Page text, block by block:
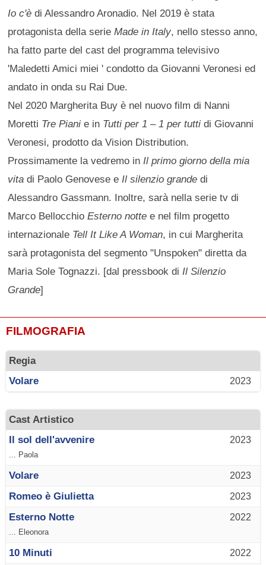
Io c'è di Alessandro Aronadio. Nel 2019 è stata
protagonista della serieMade in Italy, nello stesso anno,
ha fatto parte del cast del programma televisivo
'Maledetti Amici miei ' condotto da Giovanni Veronesi ed
andato in onda su Rai Due.
Nel 2020 Margherita Buy è nel nuovo film di Nanni
Moretti Tre Piani e in Tutti per 1 – 1 per tuttidi Giovanni
Veronesi, prodotto da Vision Distribution.
Prossimamente la vedremo in Il primo giorno della mia
vita di Paolo Genovese e Il silenzio grande di
Alessandro Gassmann. Inoltre, sarà nella serie tv di
Marco BellocchioEsterno notte e nel film progetto
internazionale Tell It Like A Woman, in cui Margherita
sarà protagonista del segmento "Unspoken" diretta da
Maria Sole Tognazzi. [dal pressbook di Il Silenzio
Grande]
FILMOGRAFIA
Regia
2023
Volare
Cast Artistico
2023
Il sol dell'avvenire
... Paola
2023
Volare
2023
Romeo è Giulietta
2022
Esterno Notte
... Eleonora
2022
10 Minuti